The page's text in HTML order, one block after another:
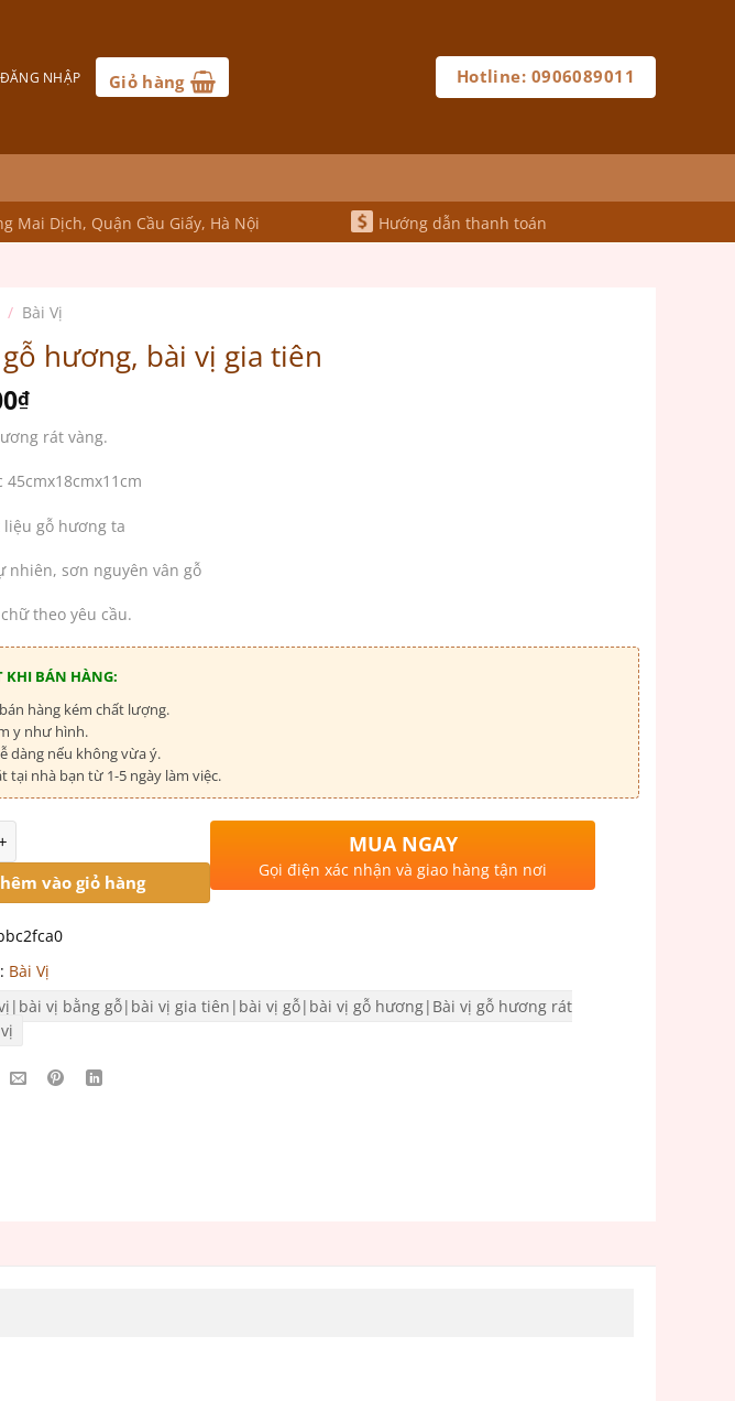
ĐĂNG NHẬP Giỏ hàng Hotline: 0906089011
Mai Dịch, Quận Cầu Giấy, Hà Nội Hướng dẫn thanh toán
/ Bài Vị
hương, bài vị gia tiên
₫
rát vàng.
45cmx18cmx11cm
liệu gỗ hương ta
nhiên, sơn nguyên vân gỗ
theo yêu cầu.
KHI BÁN HÀNG:
hàng kém chất lượng.
y như hình.
dàng nếu không vừa ý.
tại nhà bạn từ 1-5 ngày làm việc.
vào giỏ hàng
MUA NGAY
Gọi điện xác nhận và giao hàng tận nơi
Bài Vị
vị bằng gỗ|bài vị gia tiên|bài vị gỗ|bài vị gỗ hương|Bài vị gỗ hương rát